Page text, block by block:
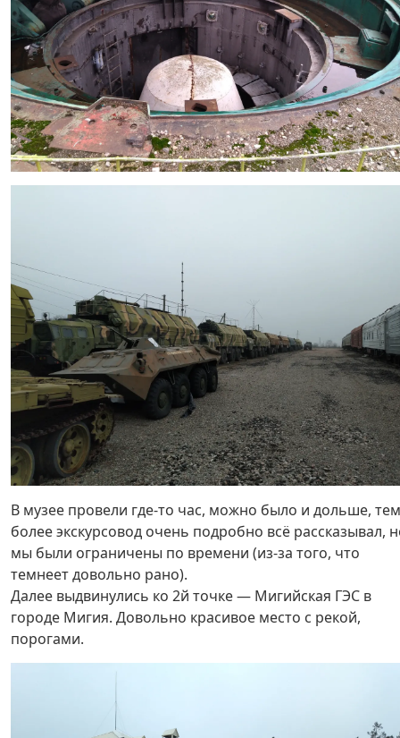
В музее провели где-то час, можно было и дольше, тем
более экскурсовод очень подробно всё рассказывал,
мы были ограничены по времени (из-за того, что
темнеет довольно рано).
Далее выдвинулись ко 2й точке — Мигийская ГЭС в
городе Мигия. Довольно красивое место с рекой,
порогами.